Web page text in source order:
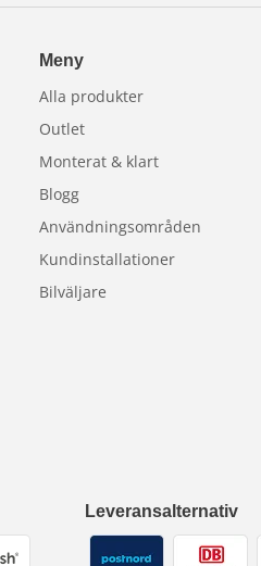
Meny
Alla produkter
Outlet
Monterat & klart
Blogg
Användningsområden
Kundinstallationer
Bilväljare
Leveransalternativ